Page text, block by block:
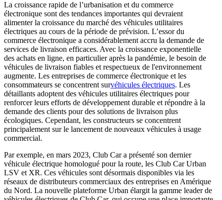
La croissance rapide de l’urbanisation et du commerce
électronique sont des tendances importantes qui devraient
alimenter la croissance du marché des véhicules utilitaires
électriques au cours de la période de prévision. L’essor du
commerce électronique a considérablement accru la demande de
services de livraison efficaces. Avec la croissance exponentielle
des achats en ligne, en particulier après la pandémie, le besoin de
véhicules de livraison fiables et respectueux de l'environnement
augmente. Les entreprises de commerce électronique et les
consommateurs se concentrent survéhicules électriques. Les
détaillants adoptent des véhicules utilitaires électriques pour
renforcer leurs efforts de développement durable et répondre à la
demande des clients pour des solutions de livraison plus
écologiques. Cependant, les constructeurs se concentrent
principalement sur le lancement de nouveaux véhicules à usage
commercial.
Par exemple, en mars 2023, Club Car a présenté son dernier
véhicule électrique homologué pour la route, les Club Car Urban
LSV et XR. Ces véhicules sont désormais disponibles via les
réseaux de distributeurs commerciaux des entreprises en Amérique
du Nord. La nouvelle plateforme Urban élargit la gamme leader de